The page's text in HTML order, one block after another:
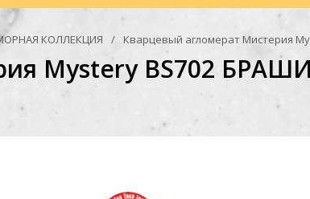
Mystery BS702
КОЛЛЕКЦИЯ Кварцевый агломерат Мистерия